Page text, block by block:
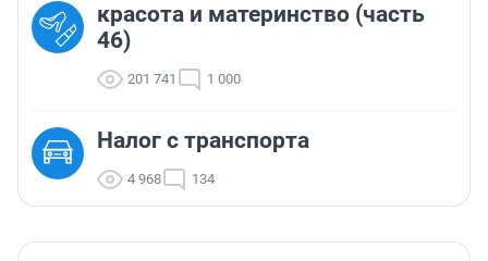
красота и материнство (часть
46)
201 741 1 000
Налог с транспорта
4 968 134